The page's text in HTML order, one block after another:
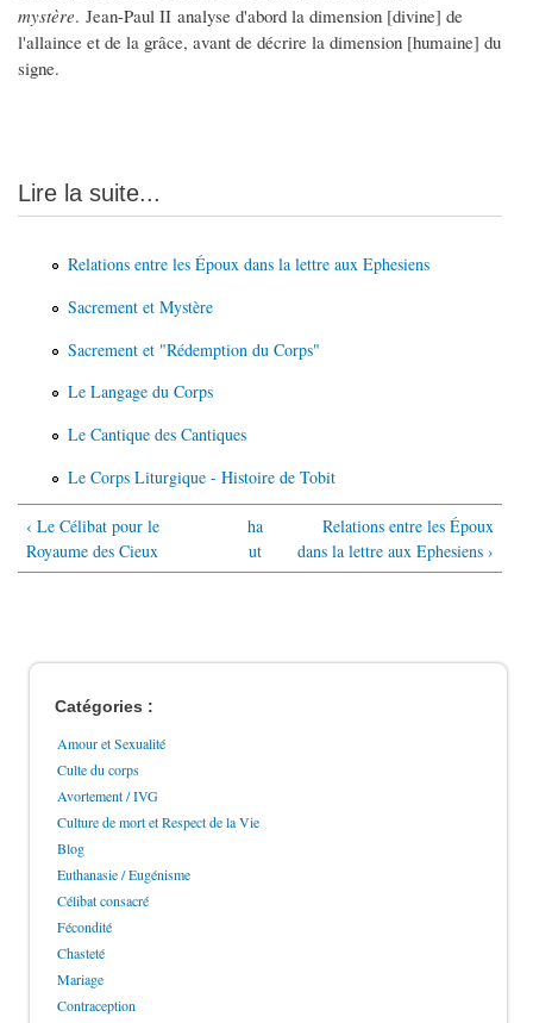
mystère. Jean-Paul II analyse d'abord la dimension [divine] de
l'allaince et de la grâce, avant de décrire la dimension [humaine] du
signe.
Lire la suite...
Relations entre les Époux dans la lettre aux Ephesiens
Sacrement et Mystère
Sacrement et "Rédemption du Corps"
Le Langage du Corps
Le Cantique des Cantiques
Le Corps Liturgique - Histoire de Tobit
‹ Le Célibat pour le
Royaume des Cieux
ha
ut
Relations entre les Époux
dans la lettre aux Ephesiens ›
Catégories :
Amour et Sexualité
Culte du corps
Avortement / IVG
Culture de mort et Respect de la Vie
Blog
Euthanasie / Eugénisme
Célibat consacré
Fécondité
Chasteté
Mariage
Contraception